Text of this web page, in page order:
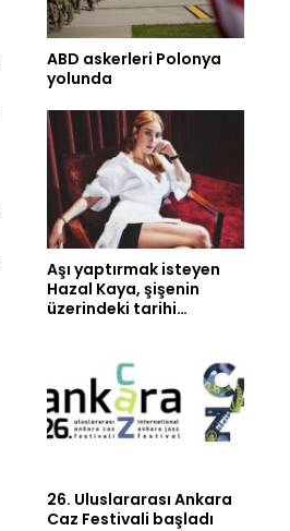
ABD askerleri Polonya
yolunda
Aşı yaptırmak isteyen
Hazal Kaya, şişenin
üzerindeki tarihi…
26. Uluslararası Ankara
Caz Festivali başladı